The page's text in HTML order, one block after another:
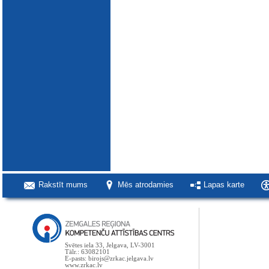
Rakstīt mums Mēs atrodamies Lapas karte
Svētes iela 33, Jelgava, LV-3001
Tālr.: 63082101
E-pasts: birojs@zrkac.jelgava.lv
www.zrkac.lv